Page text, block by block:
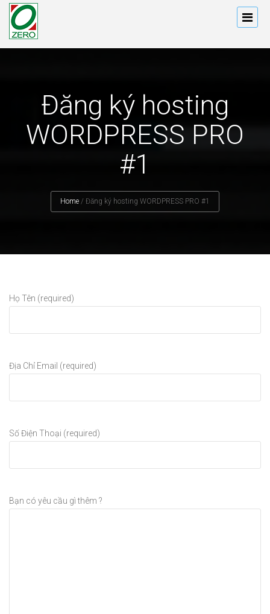
Đăng ký hosting
WORDPRESS PRO
#1
Home / Đăng ký hosting WORDPRESS PRO #1
Họ Tên (required)
Địa Chỉ Email (required)
Số Điện Thoại (required)
Bạn có yêu cầu gì thêm ?